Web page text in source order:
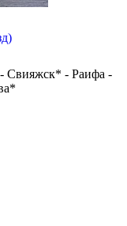
Свияжск* - Раифа -